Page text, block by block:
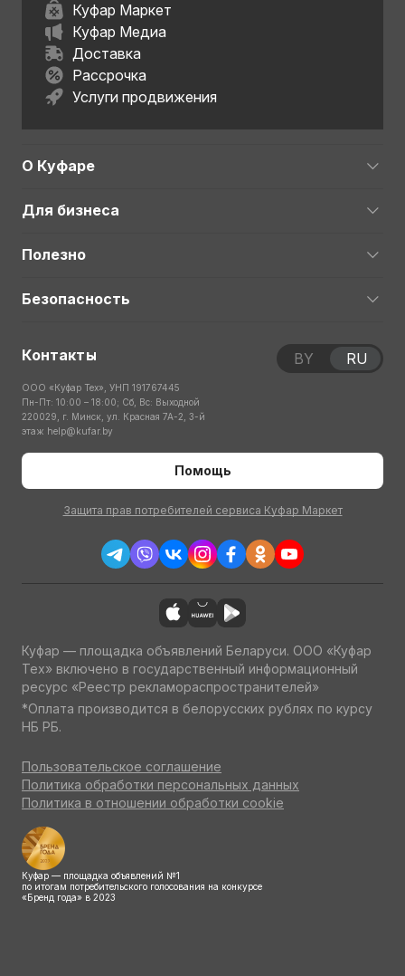
Куфар Маркет
Куфар Медиа
Доставка
Рассрочка
Услуги продвижения
О Куфаре
Для бизнеса
Полезно
Безопасность
Контакты
ООО «Куфар Тех», УНП 191767445
Пн-Пт: 10:00 – 18:00; Сб, Вс: Выходной
220029, г. Минск, ул. Красная 7А-2, 3-й
этаж help@kufar.by
Помощь
Защита прав потребителей сервиса Куфар Маркет
BY RU
Куфар — площадка объявлений Беларуси. ООО «Куфар
Тех» включено в государственный информационный
ресурс «Реестр рекламораспространителей»
*Оплата производится в белорусских рублях по курсу
НБ РБ.
Пользовательское соглашение
Политика обработки персональных данных
Политика в отношении обработки cookie
Куфар — площадка объявлений №1
по итогам потребительского голосования на конкурсе
«Бренд года» в 2023